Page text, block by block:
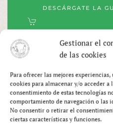
Gestionar el
de las cookies
Para ofrecer las mejores
cookies para almacenar y/o acceder
consentimiento de estas tecnologías
comportamiento de navegación o las
No consentir o retirar el
ciertas características y funciones.
DESCÁRGATE LA
LUGARES QUE